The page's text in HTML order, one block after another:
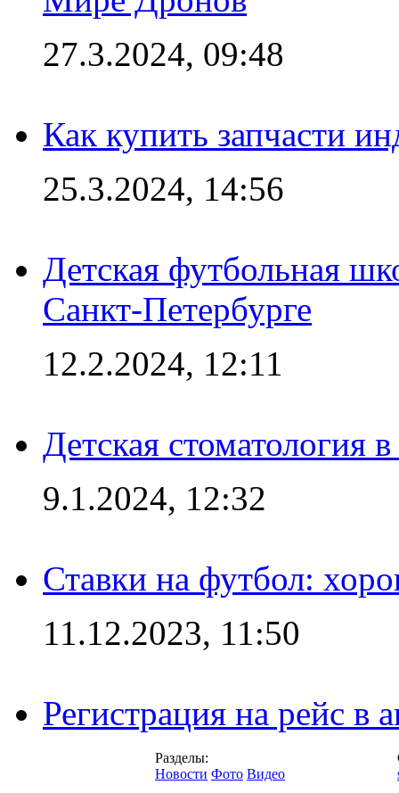
27.3.2024, 09:48
Как купить запчасти
25.3.2024, 14:56
Детская футбольная
Санкт-Петербурге
12.2.2024, 12:11
Детская стоматология
9.1.2024, 12:32
Ставки на футбол:
11.12.2023, 11:50
Регистрация на рейс в
Разделы:
Новости Фото Видео